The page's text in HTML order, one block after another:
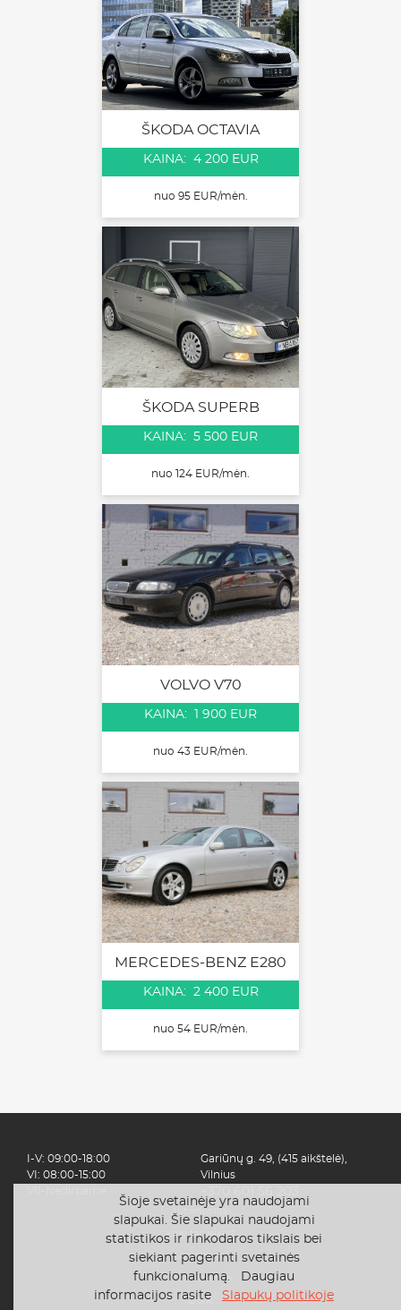
ŠKODA OCTAVIA
KAINA: 4 200 EUR
nuo 95 EUR/mėn.
ŠKODA SUPERB
KAINA: 5 500 EUR
nuo 124 EUR/mėn.
VOLVO V70
KAINA: 1 900 EUR
nuo 43 EUR/mėn.
MERCEDES-BENZ E280
KAINA: 2 400 EUR
nuo 54 EUR/mėn.
Šioje svetainėje yra naudojami
slapukai. Šie slapukai naudojami
statistikos ir rinkodaros tikslais bei
siekiant pagerinti svetainės
funkcionalumą. Daugiau
informacijos rasite Slapukų politikoje
Automobiliai
Kaip tai veikia?
Apie mus
Finansavimas
D.U.K.
Gariūnų g. 49, (415 aikštelė),
Vilnius
I-V: 09:00-18:00
VI: 08:00-15:00